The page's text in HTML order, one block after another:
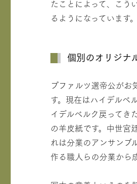
たことによって、こう
るようになっています
個別のオリジナ
プファルツ選帝公がお
す。現在はハイデルベ
イデルベルク戻ってき
の羊皮紙です。中世宮
れは分業のアンサンブ
作る職人らの分業から